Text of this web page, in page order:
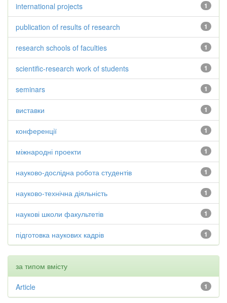
1
international projects
1
publication of results of research
1
research schools of faculties
1
scientific-research work of students
1
seminars
1
виставки
1
конференції
1
міжнародні проекти
1
науково-дослідна робота студентів
1
науково-технічна діяльність
1
наукові школи факультетів
1
підготовка наукових кадрів
за типом вмісту
1
Article